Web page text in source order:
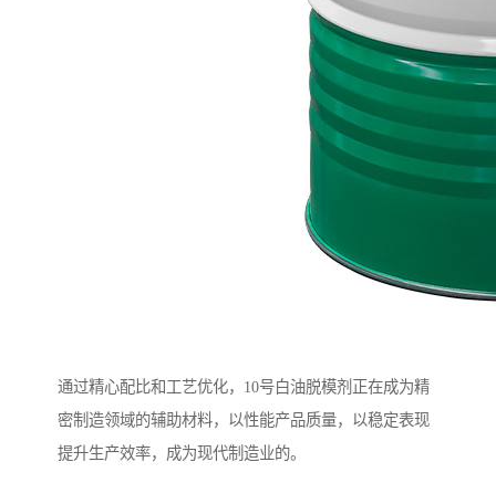
通过精心配比和工艺优化，10号白油脱模剂正在成为精
密制造领域的辅助材料，以性能产品质量，以稳定表现
提升生产效率，成为现代制造业的。